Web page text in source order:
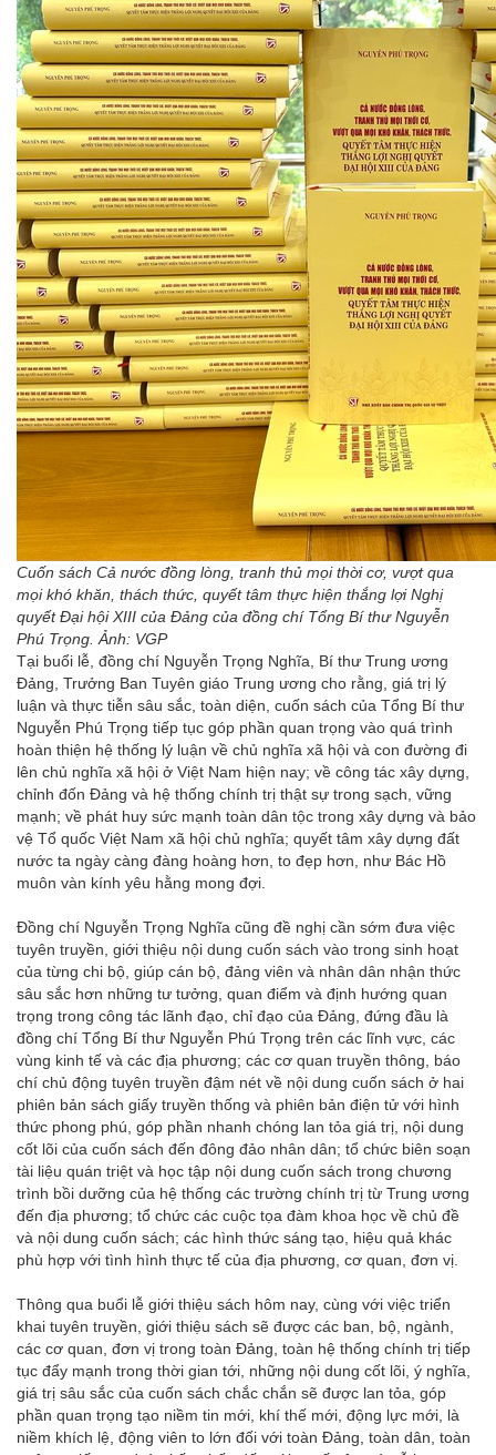
Cuốn sách Cả nước đồng lòng, tranh thủ mọi thời cơ, vượt qua
mọi khó khăn, thách thức, quyết tâm thực hiện thắng lợi Nghị
quyết Đại hội XIII của Đảng của đồng chí Tổng Bí thư Nguyễn
Phú Trọng. Ảnh: VGP
Tại buổi lễ, đồng chí Nguyễn Trọng Nghĩa, Bí thư Trung ương
Đảng, Trưởng Ban Tuyên giáo Trung ương cho rằng, giá trị lý
luận và thực tiễn sâu sắc, toàn diện, cuốn sách của Tổng Bí thư
Nguyễn Phú Trọng tiếp tục góp phần quan trọng vào quá trình
hoàn thiện hệ thống lý luận về chủ nghĩa xã hội và con đường đi
lên chủ nghĩa xã hội ở Việt Nam hiện nay; về công tác xây dựng,
chỉnh đốn Đảng và hệ thống chính trị thật sự trong sạch, vững
mạnh; về phát huy sức mạnh toàn dân tộc trong xây dựng và bảo
vệ Tổ quốc Việt Nam xã hội chủ nghĩa; quyết tâm xây dựng đất
nước ta ngày càng đàng hoàng hơn, to đẹp hơn, như Bác Hồ
muôn vàn kính yêu hằng mong đợi.
Đồng chí Nguyễn Trọng Nghĩa cũng đề nghị cần sớm đưa việc
tuyên truyền, giới thiệu nội dung cuốn sách vào trong sinh hoạt
của từng chi bộ, giúp cán bộ, đảng viên và nhân dân nhận thức
sâu sắc hơn những tư tưởng, quan điểm và định hướng quan
trọng trong công tác lãnh đạo, chỉ đạo của Đảng, đứng đầu là
đồng chí Tổng Bí thư Nguyễn Phú Trọng trên các lĩnh vực, các
vùng kinh tế và các địa phương; các cơ quan truyền thông, báo
chí chủ động tuyên truyền đậm nét về nội dung cuốn sách ở hai
phiên bản sách giấy truyền thống và phiên bản điện tử với hình
thức phong phú, góp phần nhanh chóng lan tỏa giá trị, nội dung
cốt lõi của cuốn sách đến đông đảo nhân dân; tổ chức biên soạn
tài liệu quán triệt và học tập nội dung cuốn sách trong chương
trình bồi dưỡng của hệ thống các trường chính trị từ Trung ương
đến địa phương; tổ chức các cuộc tọa đàm khoa học về chủ đề
và nội dung cuốn sách; các hình thức sáng tạo, hiệu quả khác
phù hợp với tình hình thực tế của địa phương, cơ quan, đơn vị.
Thông qua buổi lễ giới thiệu sách hôm nay, cùng với việc triển
khai tuyên truyền, giới thiệu sách sẽ được các ban, bộ, ngành,
các cơ quan, đơn vị trong toàn Đảng, toàn hệ thống chính trị tiếp
tục đẩy mạnh trong thời gian tới, những nội dung cốt lõi, ý nghĩa,
giá trị sâu sắc của cuốn sách chắc chắn sẽ được lan tỏa, góp
phần quan trọng tạo niềm tin mới, khí thế mới, động lực mới, là
niềm khích lệ, động viên to lớn đối với toàn Đảng, toàn dân, toàn